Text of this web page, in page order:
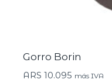
Gorro Borin
ARS 10.095 más IVA